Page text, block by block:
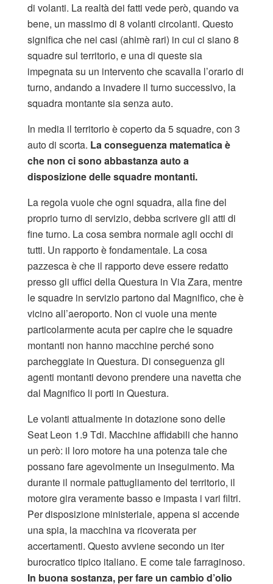
di volanti. La realtà dei fatti vede però, quando va
bene, un massimo di 8 volanti circolanti. Questo
significa che nei casi (ahimè rari) in cui ci siano 8
squadre sul territorio, e una di queste sia
impegnata su un intervento che scavalla l’orario di
turno, andando a invadere il turno successivo, la
squadra montante sia senza auto.
In media il territorio è coperto da 5 squadre, con 3
auto di scorta. La conseguenza matematica è
che non ci sono abbastanza auto a
disposizione delle squadre montanti.
La regola vuole che ogni squadra, alla fine del
proprio turno di servizio, debba scrivere gli atti di
fine turno. La cosa sembra normale agli occhi di
tutti. Un rapporto è fondamentale. La cosa
pazzesca è che il rapporto deve essere redatto
presso gli uffici della Questura in Via Zara, mentre
le squadre in servizio partono dal Magnifico, che è
vicino all’aeroporto. Non ci vuole una mente
particolarmente acuta per capire che le squadre
montanti non hanno macchine perché sono
parcheggiate in Questura. Di conseguenza gli
agenti montanti devono prendere una navetta che
dal Magnifico li porti in Questura.
Le volanti attualmente in dotazione sono delle
Seat Leon 1.9 Tdi. Macchine affidabili che hanno
un però: il loro motore ha una potenza tale che
possano fare agevolmente un inseguimento. Ma
durante il normale pattugliamento del territorio, il
motore gira veramente basso e impasta i vari filtri.
Per disposizione ministeriale, appena si accende
una spia, la macchina va ricoverata per
accertamenti. Questo avviene secondo un iter
burocratico tipico italiano. E come tale farraginoso.
In buona sostanza, per fare un cambio d’olio